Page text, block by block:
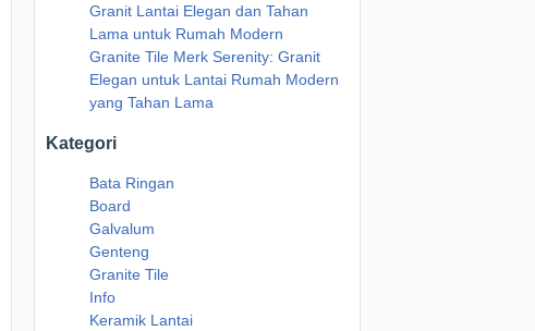
Granit Lantai Elegan dan Tahan
Lama untuk Rumah Modern
Granite Tile Merk Serenity: Granit
Elegan untuk Lantai Rumah Modern
yang Tahan Lama
Kategori
Bata Ringan
Board
Galvalum
Genteng
Granite Tile
Info
Keramik Lantai